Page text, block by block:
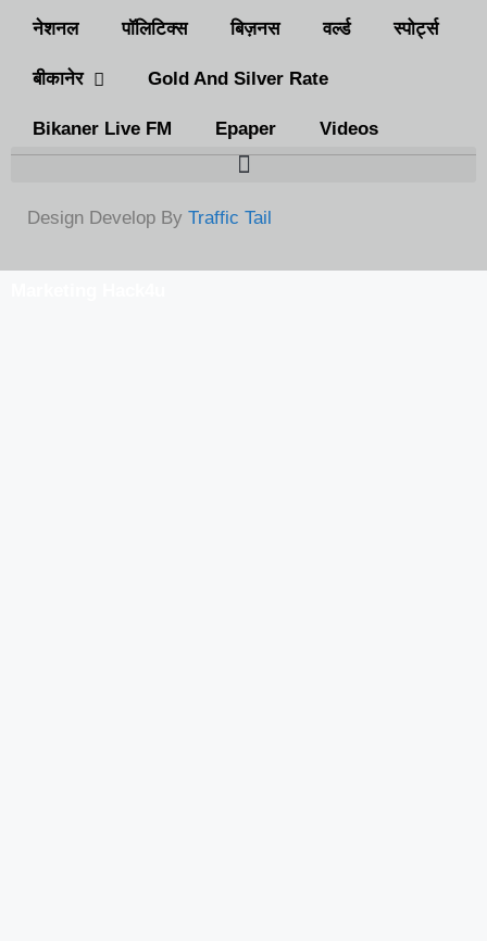
नेशनल पॉलिटिक्स बिज़नस वर्ल्ड स्पोर्ट्स
बीकानेर Gold And Silver Rate
Bikaner Live FM Epaper Videos
Design Develop By Traffic Tail